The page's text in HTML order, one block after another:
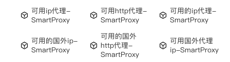
可用ip代理-
SmartProxy
可用http代理-
SmartProxy
可用的ip代理-
SmartProxy
可用的国外ip-
SmartProxy
可用的国外
http代理-
SmartProxy
可用国外代理
ip-SmartProxy